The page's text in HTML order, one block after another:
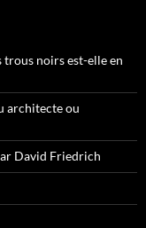
trous noirs est-elle en
architecte ou
David Friedrich